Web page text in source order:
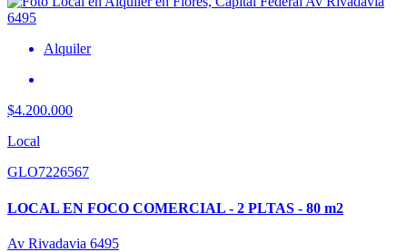
Alquiler
$4.200.000
Local
GLO7226567
LOCAL EN FOCO COMERCIAL - 2 PLTAS - 80 m2
Av Rivadavia 6495